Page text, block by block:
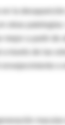
la
otras
través de las